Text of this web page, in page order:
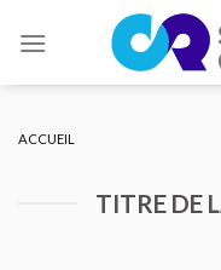
ACCUEIL
TITRE DE